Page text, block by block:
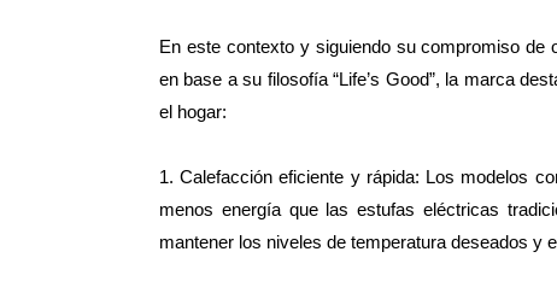
En este contexto y siguiendo su compromiso de
en base a su filosofía “Life’s Good”, la marca
el hogar:
1. Calefacción eficiente y rápida: Los modelos
menos energía que las estufas eléctricas
mantener los niveles de temperatura deseados y